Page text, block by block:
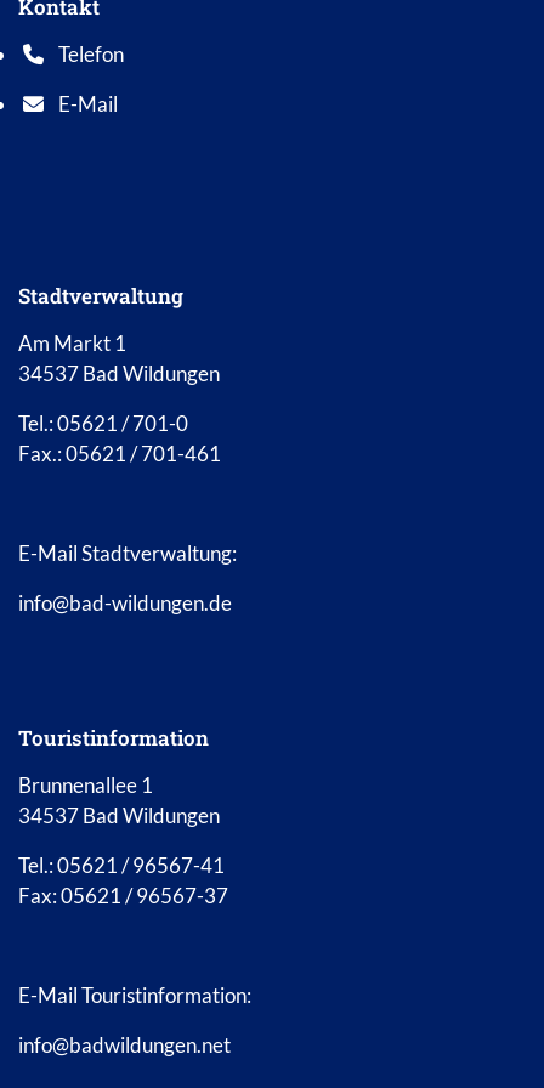
Kontakt
Telefon
Telefonnummer: 0 5 6 2 1 7 0 1 0
E-Mail
E-Mail Adresse: info@bad-wildungen.de
Stadtverwaltung
Am Markt 1
34537 Bad Wildungen
Tel.: 05621 / 701-0
Fax.: 05621 / 701-461
E-Mail Stadtverwaltung:
info@bad-wildungen.de
Touristinformation
Brunnenallee 1
34537 Bad Wildungen
Tel.: 05621 / 96567-41
Fax: 05621 / 96567-37
E-Mail Touristinformation:
info@badwildungen.net